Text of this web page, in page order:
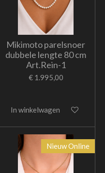
Mikimoto parelsnoer
dubbele lengte 80 cm
Art.Rein-1
€ 1.995,00
In winkelwagen
Nieuw Online